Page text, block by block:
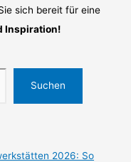
sich bereit für eine
Inspiration!
Suchen
2026: So